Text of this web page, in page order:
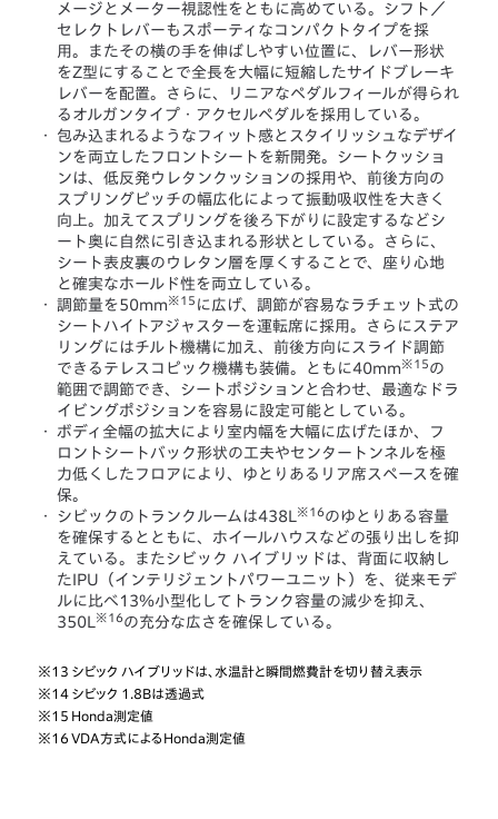
メージとメーター視認性をともに高めている。シフト／
セレクトレバーもスポーティなコンパクトタイプを採
用。またその横の手を伸ばしやすい位置に、レバー形状
をZ型にすることで全長を大幅に短縮したサイドブレーキ
レバーを配置。さらに、リニアなペダルフィールが得られ
るオルガンタイプ・アクセルペダルを採用している。
・
包み込まれるようなフィット感とスタイリッシュなデザイ
ンを両立したフロントシートを新開発。シートクッショ
ンは、低反発ウレタンクッションの採用や、前後方向の
スプリングピッチの幅広化によって振動吸収性を大きく
向上。加えてスプリングを後ろ下がりに設定するなどシ
ート奥に自然に引き込まれる形状としている。さらに、
シート表皮裏のウレタン層を厚くすることで、座り心地
と確実なホールド性を両立している。
・
調節量を50mm ※15 に広げ、調節が容易なラチェット式の
シートハイトアジャスターを運転席に採用。さらにステア
リングにはチルト機構に加え、前後方向にスライド調節
できるテレスコピック機構も装備。ともに40mm ※15 の
範囲で調節でき、シートポジションと合わせ、最適なドラ
イビングポジションを容易に設定可能としている。
・
ボディ全幅の拡大により室内幅を大幅に広げたほか、フ
ロントシートバック形状の工夫やセンタートンネルを極
力低くしたフロアにより、ゆとりあるリア席スペースを確
保。
・
シビックのトランクルームは438L ※16のゆとりある容量
を確保するとともに、ホイールハウスなどの張り出しを抑
えている。またシビック ハイブリッドは、背面に収納し
たIPU（インテリジェントパワーユニット）を、従来モデ
ルに比べ13％小型化してトランク容量の減少を抑え、
350L
※16の充分な広さを確保している。
※13 シビック ハイブリッドは、水温計と瞬間燃費計を切り替え表示
※14 シビック 1.8Bは透過式
※15 Honda測定値
※16 VDA方式によるHonda測定値